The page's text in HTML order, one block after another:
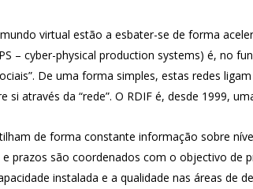
virtual estão a esbater-se de forma
– cyber-physical production systems) é, no
De uma forma simples, estas redes
através da “rede”. O RDIF é, desde 1999,
de forma constante informação sobre
prazos são coordenados com o objectivo de
instalada e a qualidade nas áreas de